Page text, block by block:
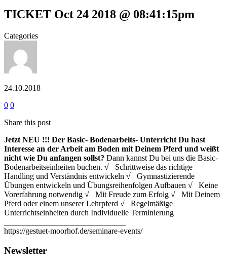
TICKET Oct 24 2018 @ 08:41:15pm
Categories
24.10.2018
0 0
Share this post
Jetzt NEU !!! Der Basic- Bodenarbeits- Unterricht Du hast
Interesse an der Arbeit am Boden mit Deinem Pferd und weißt
nicht wie Du anfangen sollst? Dann kannst Du bei uns die Basic-
Bodenarbeitseinheiten buchen. √ Schrittweise das richtige
Handling und Verständnis entwickeln √ Gymnastizierende
Übungen entwickeln und Übungsreihenfolgen Aufbauen √ Keine
Vorerfahrung notwendig √ Mit Freude zum Erfolg √ Mit Deinem
Pferd oder einem unserer Lehrpferd √ Regelmäßige
Unterrichtseinheiten durch Individuelle Terminierung
https://gestuet-moorhof.de/seminare-events/
Newsletter